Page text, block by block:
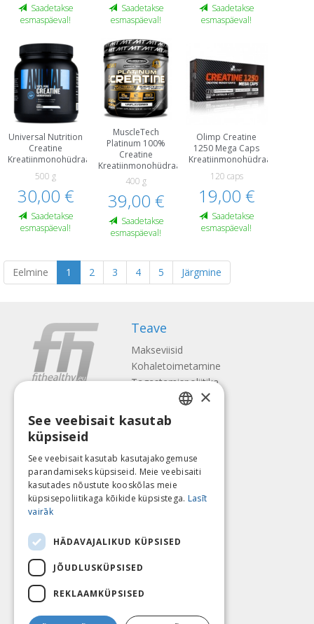
Saadetakse
esmaspäeval!
Saadetakse
esmaspäeval!
Saadetakse
esmaspäeval!
Universal Nutrition
Creatine
Kreatiinmonohüdraat
500 g
30,00 €
Saadetakse
esmaspäeval!
MuscleTech
Platinum 100%
Creatine
Kreatiinmonohüdraat
400 g
39,00 €
Saadetakse
esmaspäeval!
Olimp Creatine
1250 Mega Caps
Kreatiinmonohüdraat
120 caps
19,00 €
Saadetakse
esmaspäeval!
Eelmine 1 2 3 4 5 Järgmine
Teave
Makseviisid
Kohaletoimetamine
Tagastamispoliitika
Kontaktid
Privaatsuspoliitika
Järgne meile Leia meid
Maksa
LATVIAN
LITHUANIAN
ESTONIAN
×
See veebisait kasutab
küpsiseid
See veebisait kasutab kasutajakogemuse
parandamiseks küpsiseid. Meie veebisaiti
kasutades nõustute kooskõlas meie
küpsisepoliitikaga kõikide küpsistega. Lasīt
vairāk
HÄDAVAJALIKUD KÜPSISED
JÕUDLUSKÜPSISED
REKLAAMKÜPSISED